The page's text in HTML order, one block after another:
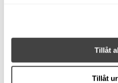
Tillåt
Tillåt
Mercruiser 350
Glasfiber